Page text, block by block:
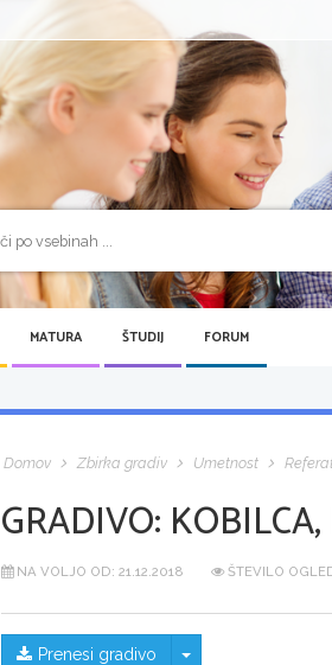
MATURA ŠTUDIJ FORUM
Domov Zbirka gradiv Umetnost
GRADIVO:
NA VOLJO OD: 21.12.2018 ŠTEVILO
Prenesi gradivo Skrij/prikaži meni